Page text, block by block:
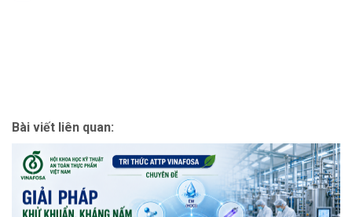
Bài viết liên quan: